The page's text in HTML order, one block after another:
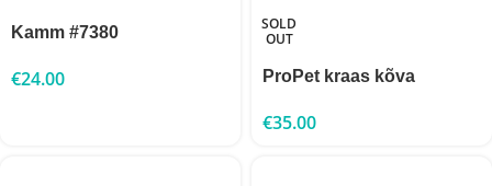
Kamm #7380
€24.00
SOLD
OUT
ProPet kraas kõva
€35.00